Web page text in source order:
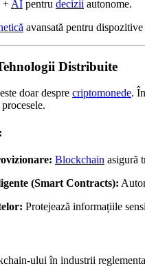
+ AI pentru decizii autonome.
avansată pentru dispozitive
Distribuite
doar despre criptomonede. În
Blockchain asigură
(Smart Contracts):
Protejează informațiile
ului în industrii